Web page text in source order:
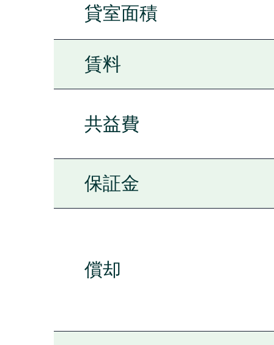
貸室面積
賃料
共益費
保証金
償却